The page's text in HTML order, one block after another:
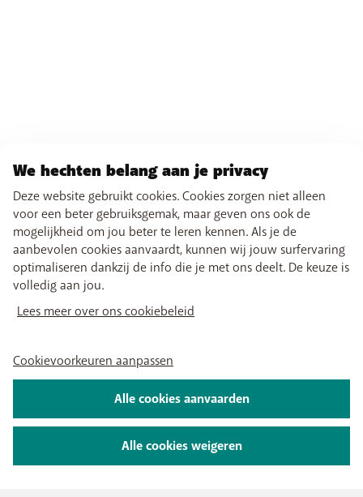
We hechten belang aan je privacy
Deze website gebruikt cookies. Cookies zorgen niet alleen
voor een beter gebruiksgemak, maar geven ons ook de
mogelijkheid om jou beter te leren kennen. Als je de
aanbevolen cookies aanvaardt, kunnen wij jouw surfervaring
optimaliseren dankzij de info die je met ons deelt. De keuze is
volledig aan jou.
Lees meer over ons cookiebeleid
Cookievoorkeuren aanpassen
Alle cookies weigeren
Alle cookies aanvaarden